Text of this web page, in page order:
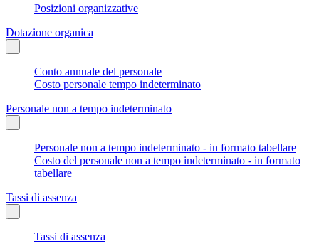
Posizioni organizzative
Dotazione organica
Conto annuale del personale
Costo personale tempo indeterminato
Personale non a tempo indeterminato
Personale non a tempo indeterminato - in formato tabellare
Costo del personale non a tempo indeterminato - in formato
tabellare
Tassi di assenza
Tassi di assenza